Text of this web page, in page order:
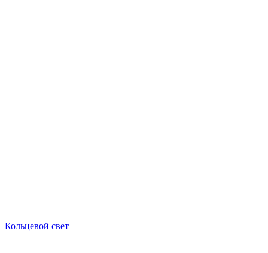
Кольцевой свет